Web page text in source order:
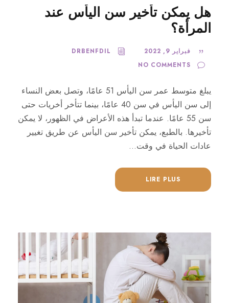
هل يمكن تأخير سن اليأس عند
المرأة؟
فبراير 9, 2022
DRBENFDIL
NO COMMENTS
يبلغ متوسط عمر سن اليأس 51 عامًا، وتصل بعض النساء
إلى سن اليأس في سن 40 عامًا، بينما تتأخر أخريات حتى
سن 55 عامًا. عندما تبدأ هذه الأعراض في الظهور، لا يمكن
تأخيرها. بالطبع، يمكن تأخير سن اليأس عن طريق تغيير
عادات الحياة في وقت...
LIRE PLUS